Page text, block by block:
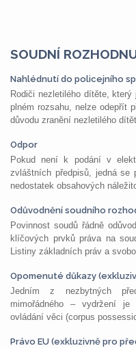
SOUDNÍ
Nahlédnutí do policejního
Rodiči nezletilého dítěte,
plném rozsahu, nelze odepřít
důvodu zranění nezletilého
Odpor
Pokud není k podání v
zvláštních předpisů, jedná se
nedostatek obsahových
Odůvodnění soudního
Povinnost soudů řádně
klíčových prvků práva na
Listiny základních práv a
Opomenuté důkazy
Jedním z nezbytných
mimořádného – vydržení
ovládání věci (corpus
Právo EU (exkluzivně pro